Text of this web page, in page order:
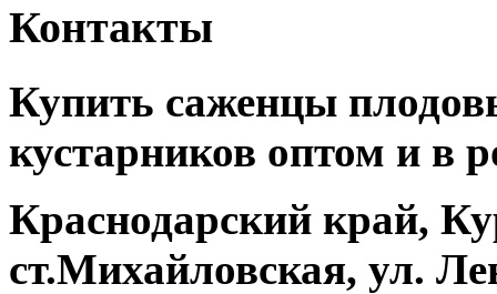
Контакты
Купить саженцы
кустарников оптом и в
Краснодарский край,
ст.Михайловская, ул.